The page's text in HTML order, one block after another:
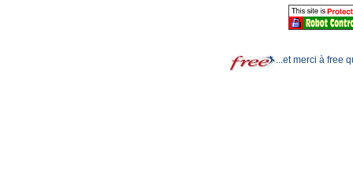
...et merci à free